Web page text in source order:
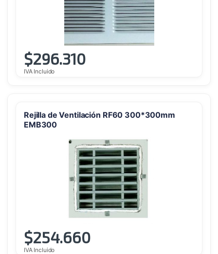
$296.310
IVA Incluido
Rejilla de Ventilación RF60 300*300mm
EMB300
$254.660
IVA Incluido